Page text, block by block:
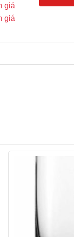
giá
giá